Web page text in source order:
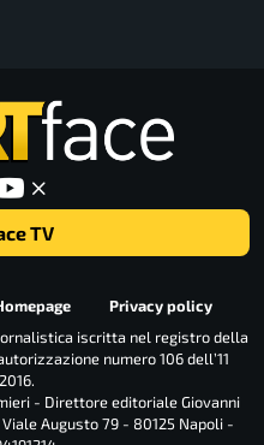
TV
Privacy policy
iscritta nel registro della
numero 106 dell’11
- Direttore editoriale Giovanni
Augusto 79 - 80125 Napoli -